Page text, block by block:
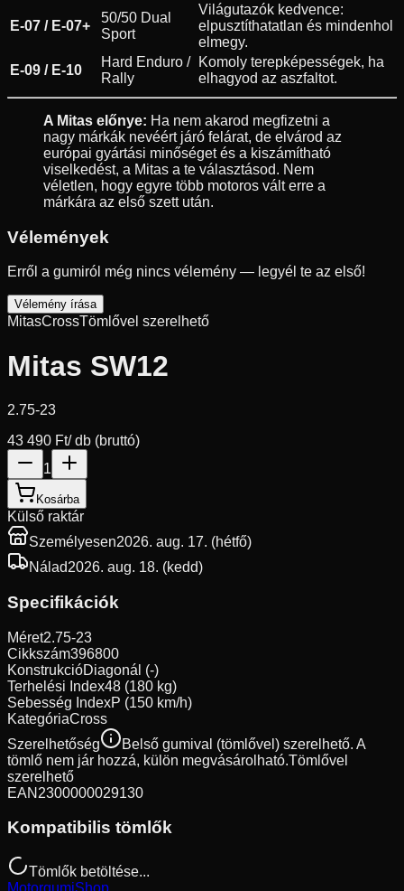
E-07 / E-07+
50/50 Dual
Sport
Világutazók kedvence:
elpusztíthatatlan és mindenhol
elmegy.
E-09 / E-10
Hard Enduro /
Rally
Komoly terepképességek, ha
elhagyod az aszfaltot.
A Mitas előnye: Ha nem akarod megfizetni a
nagy márkák nevéért járó felárat, de elvárod az
európai gyártási minőséget és a kiszámítható
viselkedést, a Mitas a te választásod. Nem
véletlen, hogy egyre több motoros vált erre a
márkára az első szett után.
Vélemények
Erről a gumiról még nincs vélemény — legyél te az első!
Vélemény írása
MitasCrossTömlővel szerelhető
Mitas SW12
2.75-23
43 490 Ft/ db (bruttó)
1
Kosárba
Külső raktár
Személyesen2026. aug. 17. (hétfő)
Nálad2026. aug. 18. (kedd)
Specifikációk
Méret2.75-23
Cikkszám396800
KonstrukcióDiagonál (-)
Terhelési Index48 (180 kg)
Sebesség IndexP (150 km/h)
KategóriaCross
Szerelhetőség
Belső gumival (tömlővel) szerelhető. A
tömlő nem jár hozzá, külön megvásárolható.Tömlővel
szerelhető
EAN 2300000029130
Kompatibilis tömlők
Tömlők betöltése...
MotorgumiShop